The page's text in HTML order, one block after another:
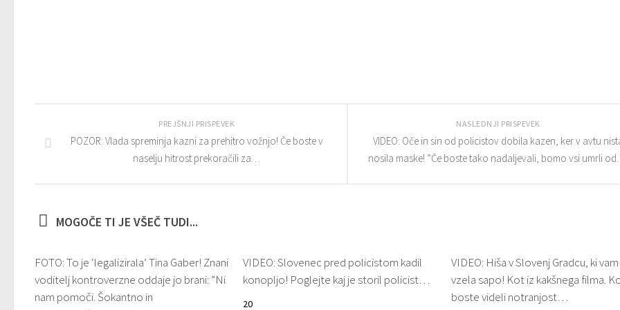
NASLEDNJI PRISPEVEK
VIDEO: Oče in sin od policistov dobila kazen, ker v avtu
nosila maske! ”Če boste tako nadaljevali, bomo vsi umrli
PREJŠNJI PRISPEVEK
POZOR: Vlada spreminja kazni za prehitro vožnjo! Če boste v
naselju hitrost prekoračili za…
MOGOČE TI JE VŠEČ TUDI...
FOTO: To je ‘legalizirala’ Tina Gaber! Znani
voditelj kontroverzne oddaje jo brani: ”Ni
nam pomoči. Šokantno in
VIDEO: Slovenec pred policistom kadil
konopljo! Poglejte kaj je storil policist…
20
VIDEO: Hiša v Slovenj Gradcu, ki
vzela sapo! Kot iz kakšnega filma.
boste videli notranjost…